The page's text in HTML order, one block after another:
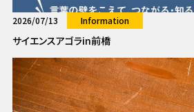
2026/07/13 Information
サイエンスアゴラin前橋